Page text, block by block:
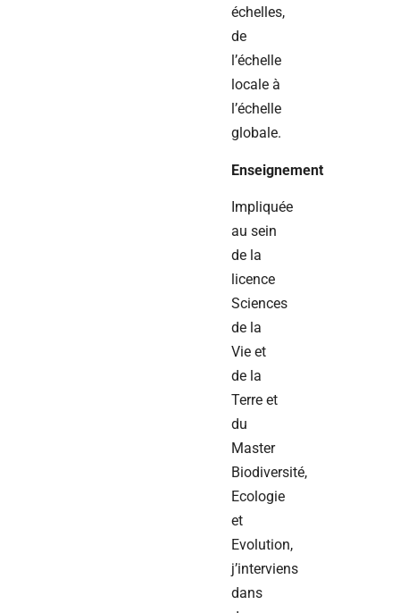
échelles,
de
l’échelle
locale à
l’échelle
globale.
Enseignement
Impliquée
au sein
de la
licence
Sciences
de la
Vie et
de la
Terre et
du
Master
Biodiversité,
Ecologie
et
Evolution,
j’interviens
dans